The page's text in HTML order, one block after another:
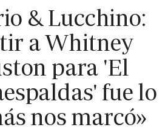
& Lucchino:
a Whitney
para 'El
fue lo
nos marcó»